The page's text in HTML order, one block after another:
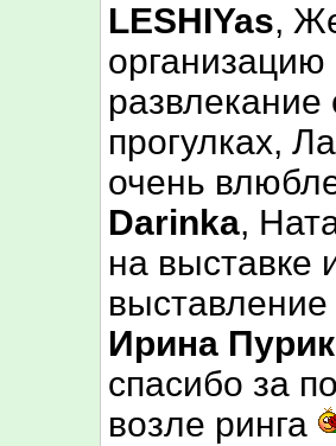
LESHIYas,
организацию
прогулках,
очень
Darinka,
на выставке
Ирина Пурик
спасибо за
возле ринга